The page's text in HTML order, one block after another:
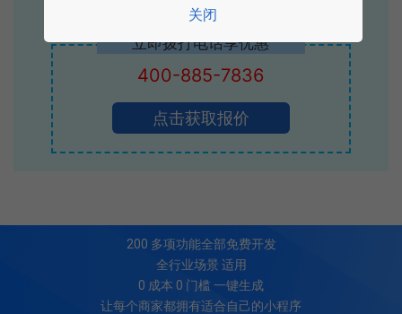
专业小程序、公众号H5 APP等软件开发
立即拨打电话享优惠
400-885-7836
点击获取报价
200 多项功能全部免费开发
全行业场景 适用
0 成本 0 门槛 一键生成
让每个商家都拥有适合自己的小程序
关闭